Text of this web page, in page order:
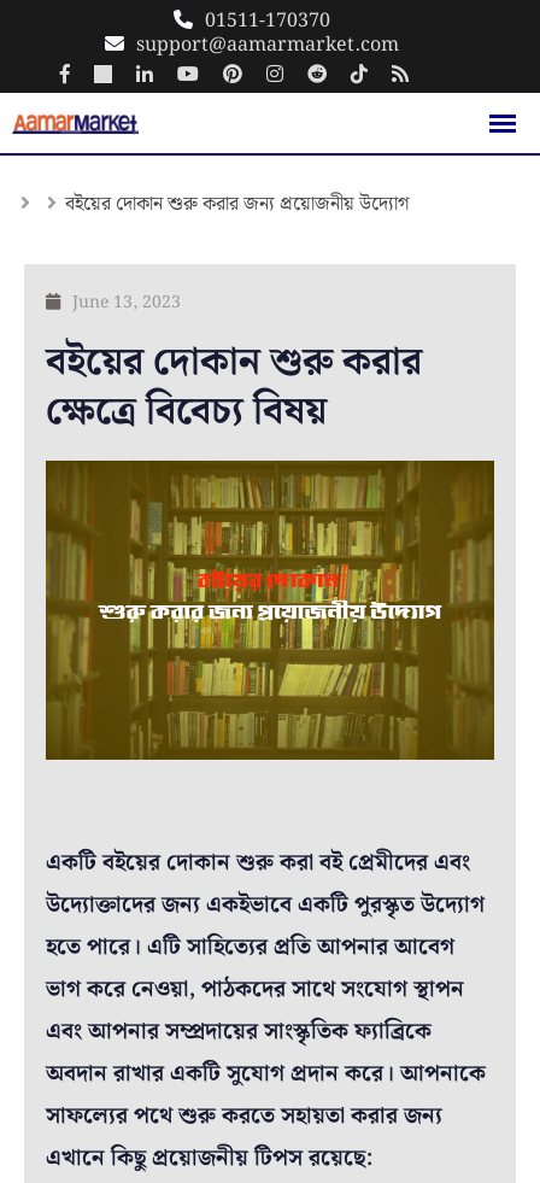
content
01511-170370
support@aamarmarket.com
বইয়ের দোকান শুরু করার জন্য প্রয়োজনীয় উদ্যোগ
June 13, 2023
বইয়ের দোকান শুরু করার
ক্ষেত্রে বিবেচ্য বিষয়
একটি বইয়ের দোকান শুরু করা বই প্রেমীদের এবং
উদ্যোক্তাদের জন্য একইভাবে একটি পুরস্কৃত উদ্যোগ
হতে পারে। এটি সাহিত্যের প্রতি আপনার আবেগ
ভাগ করে নেওয়া, পাঠকদের সাথে সংযোগ স্থাপন
এবং আপনার সম্প্রদায়ের সাংস্কৃতিক ফ্যাব্রিকে
অবদান রাখার একটি সুযোগ প্রদান করে। আপনাকে
সাফল্যের পথে শুরু করতে সহায়তা করার জন্য
এখানে কিছু প্রয়োজনীয় টিপস রয়েছে: